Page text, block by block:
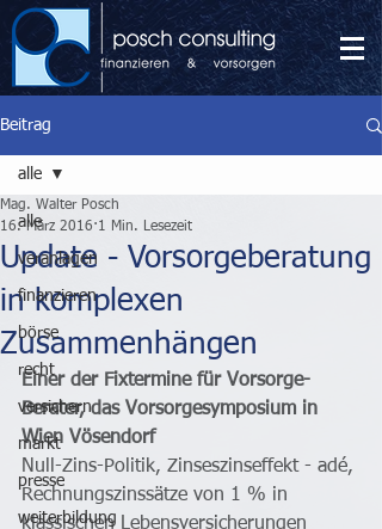
Beitrag
alle
veranlagen
finanzieren
börse
recht
versichern
markt
presse
weiterbildung
alle
Update - Vorsorgeberatung
in komplexen
Zusammenhängen
Mag. Walter Posch
16. März 2016 1 Min. Lesezeit
Einer der Fixtermine für Vorsorge-
Berater, das Vorsorgesymposium in
Wien Vösendorf
Null-Zins-Politik, Zinseszinseffekt - adé,
Rechnungszinssätze von 1 % in
klassischen Lebensversicherungen